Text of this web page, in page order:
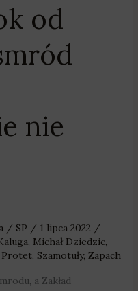
od
nie
/ SP / 1 lipca 2022 /
, Michał Dziedzic,
Protet, Szamotuły, Zapach
a Zakład